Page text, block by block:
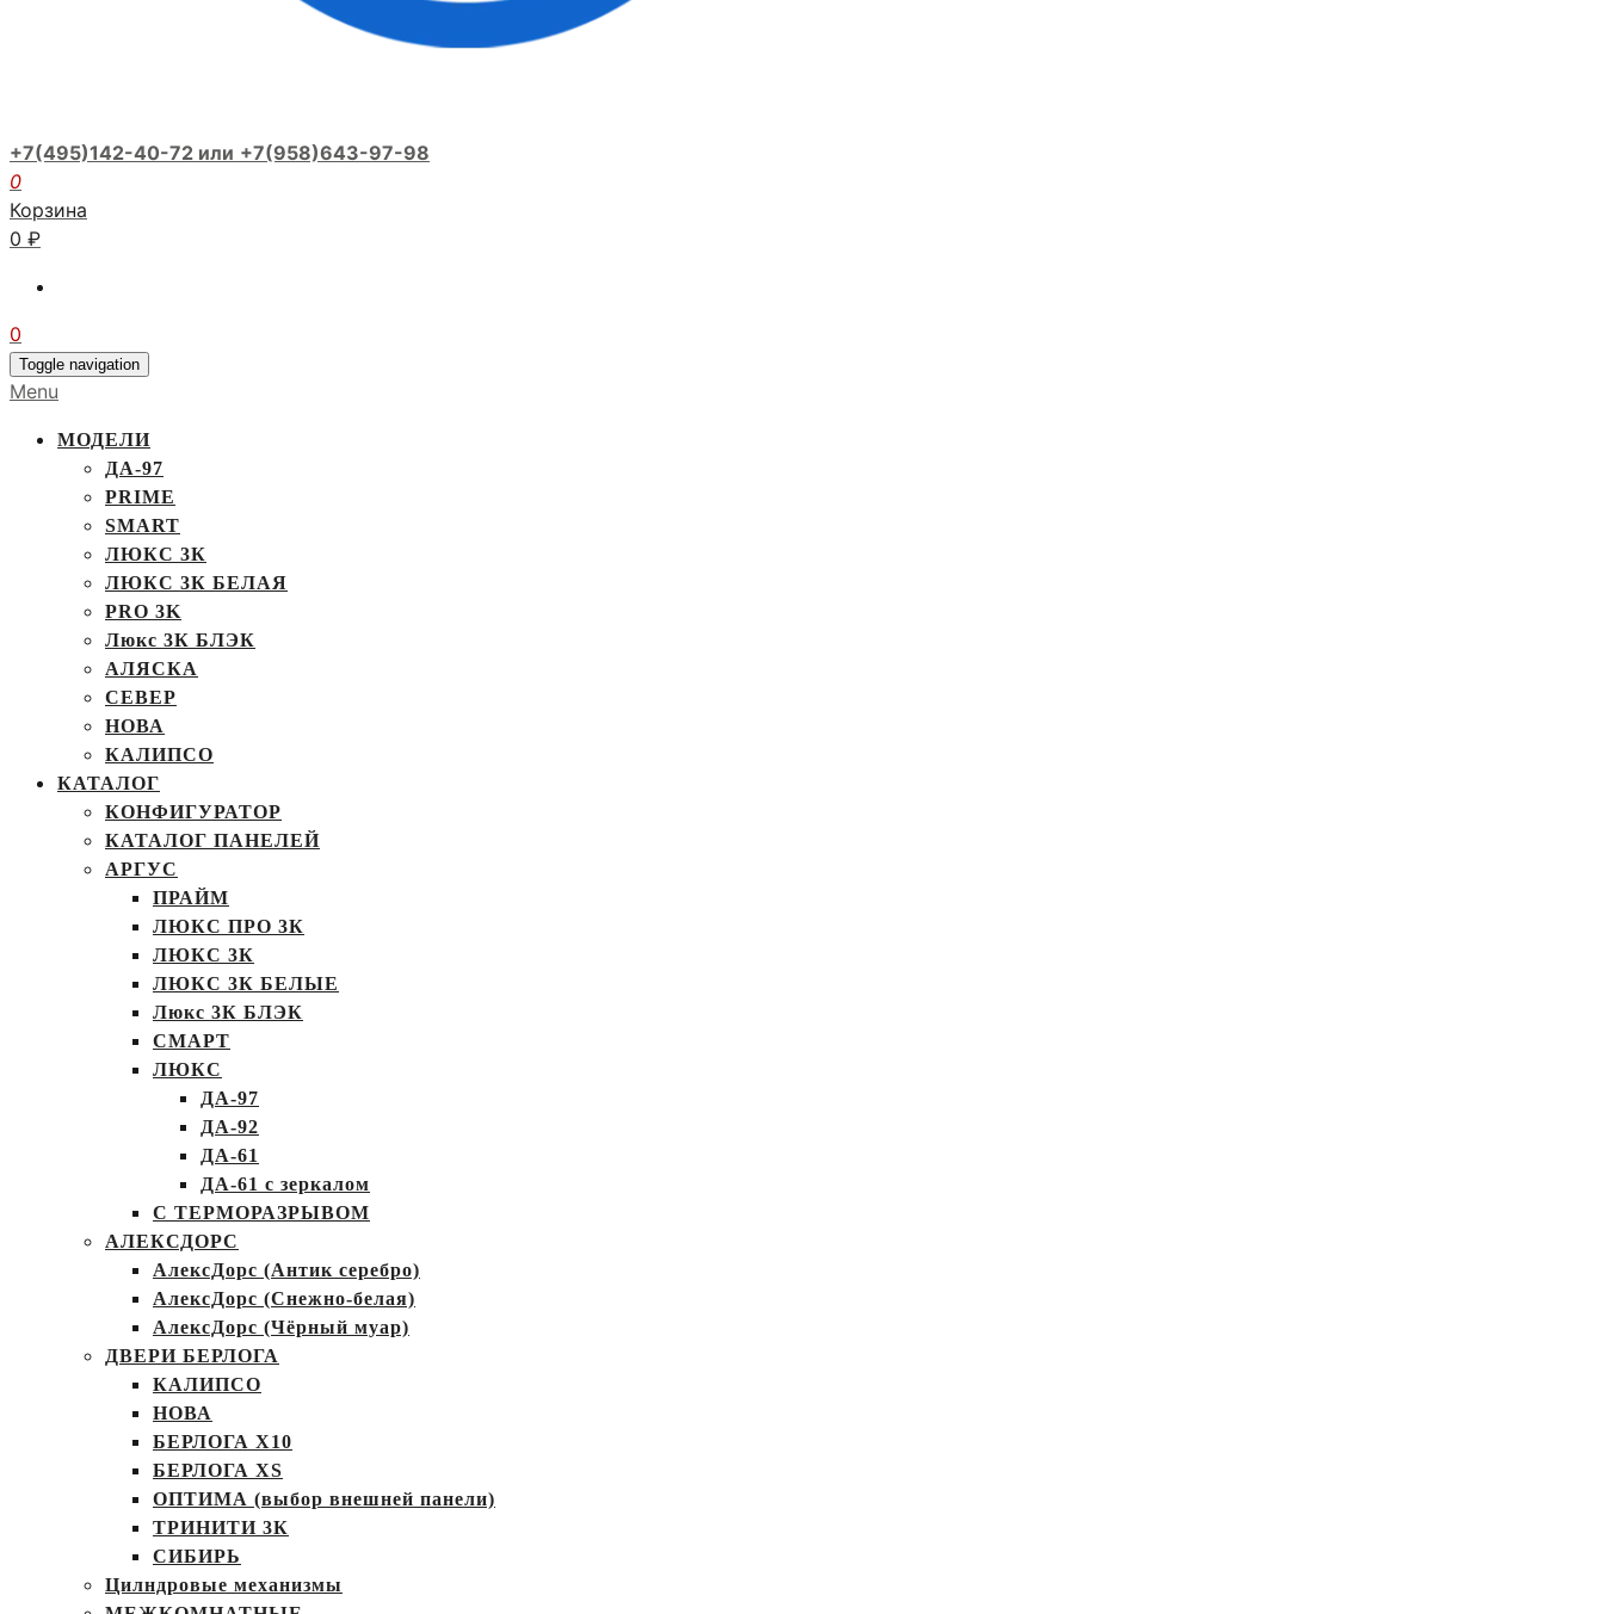
+7(495)142-40-72 или +7(958)643-97-98
0
Корзина
0 ₽
0
Toggle navigation
Menu
МОДЕЛИ
ДА-97
PRIME
SMART
ЛЮКС 3К
ЛЮКС 3К БЕЛАЯ
PRO 3K
Люкс 3К БЛЭК
АЛЯСКА
СЕВЕР
НОВА
КАЛИПСО
КАТАЛОГ
КОНФИГУРАТОР
КАТАЛОГ ПАНЕЛЕЙ
АРГУС
ПРАЙМ
ЛЮКС ПРО 3К
ЛЮКС 3К
ЛЮКС 3К БЕЛЫЕ
Люкс 3К БЛЭК
СМАРТ
ЛЮКС
ДА-97
ДА-92
ДА-61
ДА-61 с зеркалом
С ТЕРМОРАЗРЫВОМ
АЛЕКСДОРС
АлексДорс (Антик серебро)
АлексДорс (Снежно-белая)
АлексДорс (Чёрный муар)
ДВЕРИ БЕРЛОГА
КАЛИПСО
НОВА
БЕРЛОГА Х10
БЕРЛОГА XS
ОПТИМА (выбор внешней панели)
ТРИНИТИ 3К
СИБИРЬ
Цилндровые механизмы